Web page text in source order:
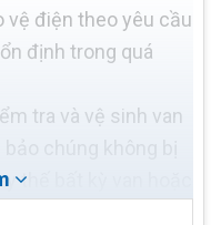
vệ điện theo yêu cầu
định trong quá
tra và vệ sinh van
thế bất kỳ van hoặc
năng kín nước